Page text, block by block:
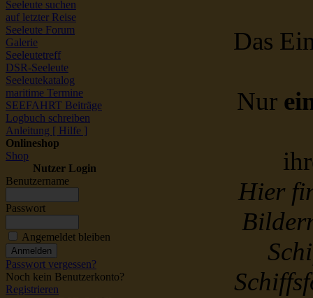
Seeleute suchen
auf letzter Reise
Seeleute Forum
Galerie
Seeleutetreff
DSR-Seeleute
Seeleutekatalog
maritime Termine
SEEFAHRT Beiträge
Logbuch schreiben
Anleitung [ Hilfe ]
Onlineshop
Shop
Nutzer Login
Benutzername
Passwort
Angemeldet bleiben
Passwort vergessen?
Noch kein Benutzerkonto?
Registrieren
Das
Nur
Hier